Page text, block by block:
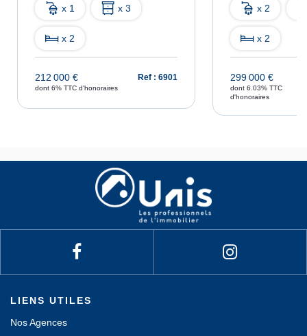
x 1 x 3
x 2
212 000 €
dont 6% TTC d'honoraires
Ref : 6901
x 2
x 2
299 000 €
dont 6.03% TTC
d'honoraires
LIENS UTILES
Nos Agences